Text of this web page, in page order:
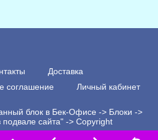
Доставка
соглашение
Личный кабинет
блок в Бек-Офисе -> Блоки ->
сайта" -> Copyright